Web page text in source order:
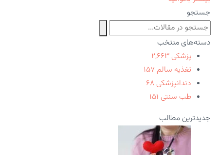
جستجو
دسته‌های منتخب
پزشکی ۲,۶۶۳
تغذیه سالم ۱۵۷
دندانپزشکی ۶۸
طب سنتی ۱۵۱
جدیدترین مطالب